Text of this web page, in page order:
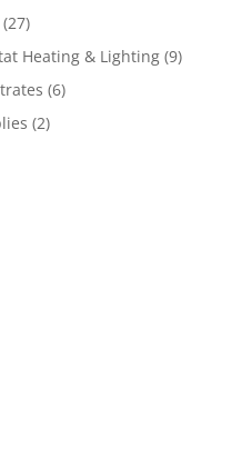
(27)
Heating & Lighting (9)
(6)
(2)